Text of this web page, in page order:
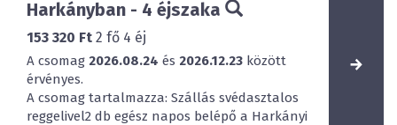
Harkányban - 4 éjszaka
153 320 Ft 2 fő 4 éj
A csomag 2026.08.24 és 2026.12.23 között
érvényes.
A csomag tartalmazza: Szállás svédasztalos
reggelivel2 db egész napos belépő a Harkányi